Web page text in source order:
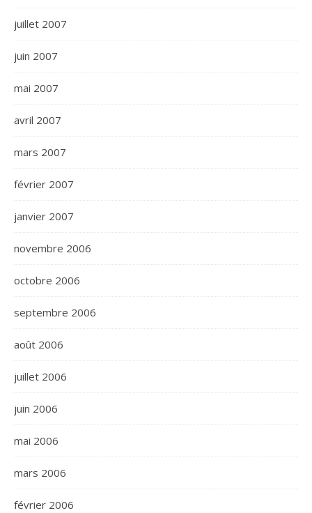
juillet 2007
juin 2007
mai 2007
avril 2007
mars 2007
février 2007
janvier 2007
novembre 2006
octobre 2006
septembre 2006
août 2006
juillet 2006
juin 2006
mai 2006
mars 2006
février 2006